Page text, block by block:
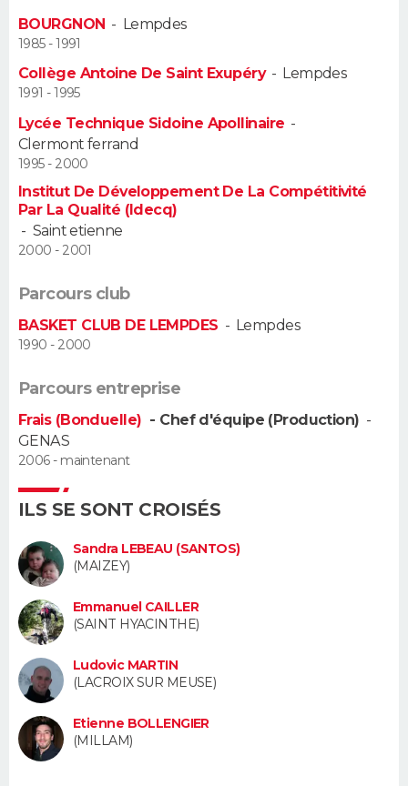
Alimentation
Guide de la santé
Maladies
Médicaments
Sommeil
VOYAGE
Destinations
City break
Voyage nature
Voyage de noces
Forum
Climat
+
PHOTO
GUIDES D'ACHAT
BONS PLANS
CARTE DE VOEUX
Carte de Noël
Carte Bonne année
Carte Saint-Valentin
Carte Pâques
Carte d'anniversaire
DICTIONNAIRE
Dictionnaire
Biographies
Citations
Expressions
Proverbes
PROGRAMME TV
COPAINS D'AVANT
AVIS DE DÉCÈS
FORUM
Bricolage
Lifestyle
Culture
Sport
Auto
Television
Voyage
Cinema
BOURGNON - Lempdes
1985 - 1991
Collège Antoine De Saint Exupéry- Lempdes
1991 - 1995
Lycée Technique Sidoine Apollinaire -
Clermont ferrand
1995 - 2000
Institut De Développement De La Compétitivité
Par La Qualité (Idecq)
- Saint etienne
2000 - 2001
Parcours club
BASKET CLUB DE LEMPDES - Lempdes
1990 - 2000
Parcours entreprise
Frais (Bonduelle) - Chef d'équipe (Production) -
GENAS
2006 - maintenant
ILS SE SONT CROISÉS
Sandra LEBEAU (SANTOS)
(MAIZEY)
Emmanuel CAILLER
(SAINT HYACINTHE)
Ludovic MARTIN
(LACROIX SUR MEUSE)
Etienne BOLLENGIER
(MILLAM)